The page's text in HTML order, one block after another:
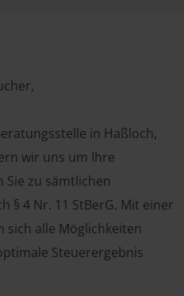
in Haßloch,
wir uns um Ihre
zu sämtlichen
§ 4 Nr. 11 StBerG. Mit einer
sich alle Möglichkeiten
Steuerergebnis